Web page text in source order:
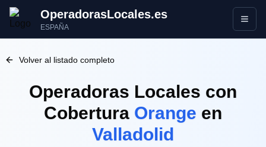
OperadorasLocales.es
ESPAÑA Abrir
Volver al listado completo
Operadoras Locales con
Cobertura Orange en
Valladolid